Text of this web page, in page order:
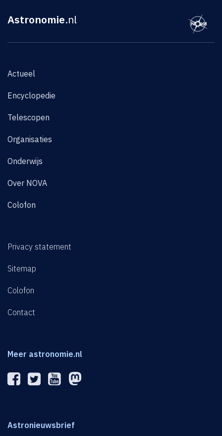
Astronomie.nl
Actueel
Encyclopedie
Telescopen
Organisaties
Onderwijs
Over NOVA
Colofon
Privacy statement
Sitemap
Colofon
Contact
Meer astronomie.nl
Astronieuwsbrief